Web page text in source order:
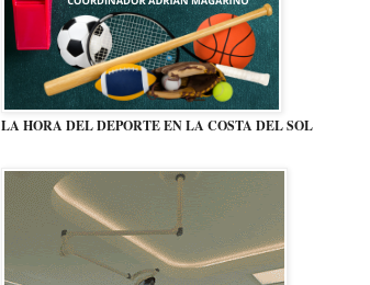
LA HORA DEL DEPORTE EN LA COSTA DEL SOL